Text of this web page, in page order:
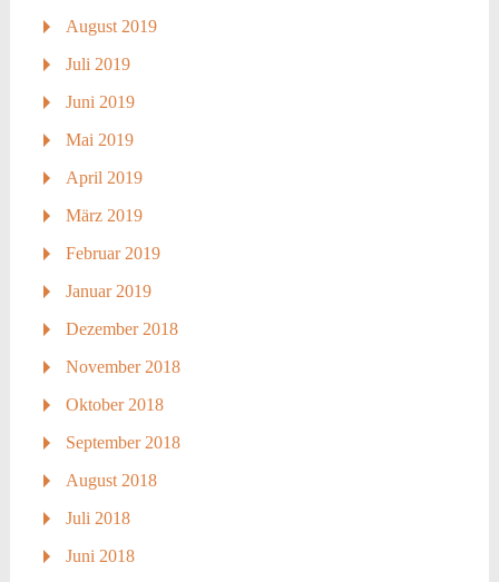
August 2019
Juli 2019
Juni 2019
Mai 2019
April 2019
März 2019
Februar 2019
Januar 2019
Dezember 2018
November 2018
Oktober 2018
September 2018
August 2018
Juli 2018
Juni 2018